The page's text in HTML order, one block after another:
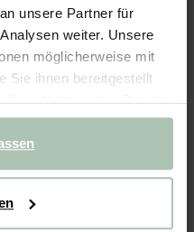
unsere Partner für
weiter. Unsere
möglicherweise mit
Sie ihnen bereitgestellt
Ihrer Nutzung der Dienste